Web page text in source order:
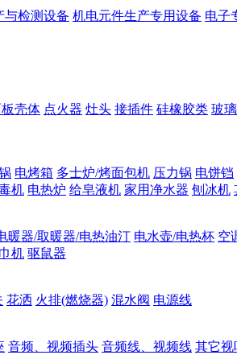
与检测设备 机电元件生产专用设备 电子
壳体 点火器 灶头 接插件 硅橡胶类 玻
电烤箱 多士炉/烤面包机 压力锅 电饼铛
机 电热炉 给皂液机 家用净水器 刨冰机
暖器/取暖器/电热油汀 电水壶/电热杯 空
机 驱鼠器
花洒 火排(燃烧器) 混水阀 电源线
音频、视频插头 音频线、视频线 其它视